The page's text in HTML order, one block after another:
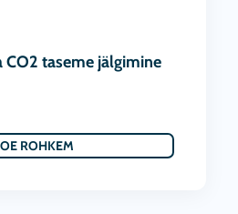
CO2 taseme jälgimine
ROHKEM